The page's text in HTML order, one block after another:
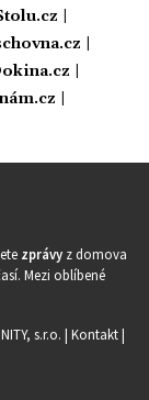
zprávy z domova
Mezi oblíbené
s.r.o. | Kontakt|